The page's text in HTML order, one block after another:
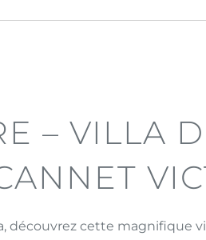
– VILLA
découvrez cette magnifique